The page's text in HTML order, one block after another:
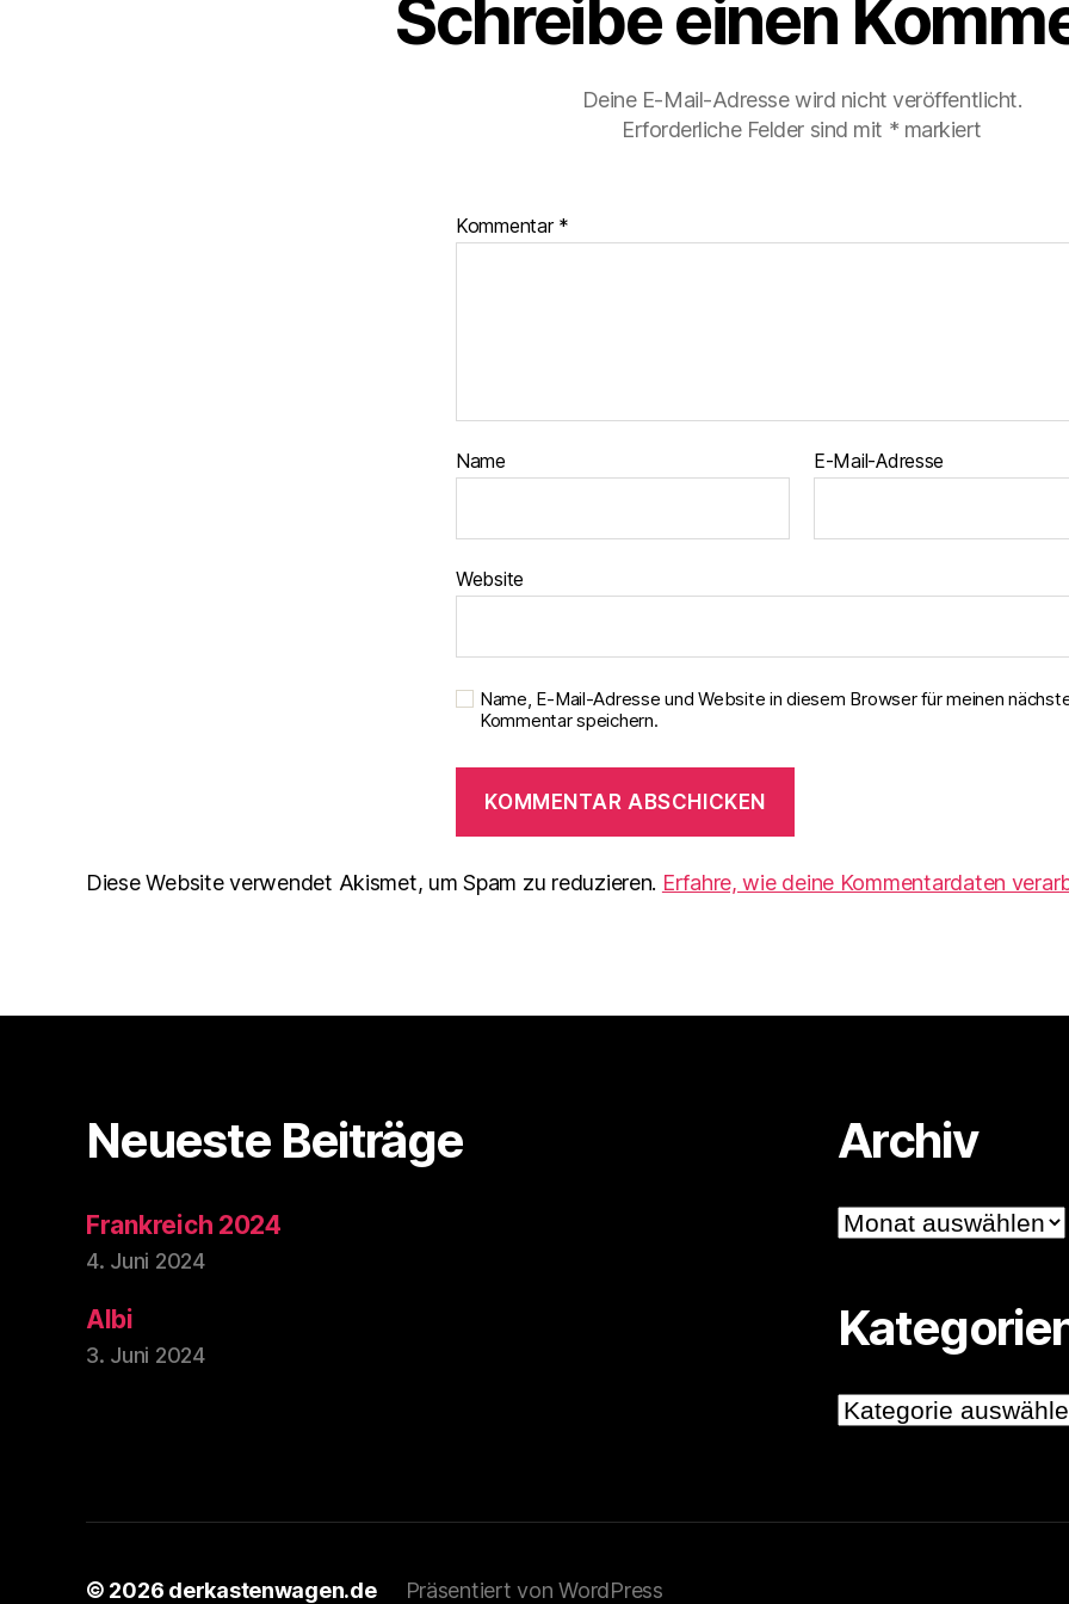
Schreibe einen
Deine E-Mail-Adresse wird nicht veröffentlicht.
Erforderliche Felder sind mit * markiert
Kommentar *
Name E-Mail-Adresse
Website
Name, E-Mail-Adresse und Website in diesem Browser für meinen
Kommentar speichern.
Diese Website verwendet Akismet, um Spam zu reduzieren. Erfahre, wie deine Kommentardaten
Neueste Beiträge
Frankreich 2024
4. Juni 2024
Albi
3. Juni 2024
Archiv
Archiv
Kategorien
© 2026 derkastenwagen.de Präsentiert von WordPress